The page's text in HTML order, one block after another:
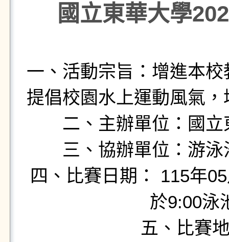
國立東華大學
一、活動宗旨：增進本
提倡校園水上運動風氣
二、主辦單位：國
三、協辦單位：游
四、比賽日期： 115年
於9:00泳
五、比賽